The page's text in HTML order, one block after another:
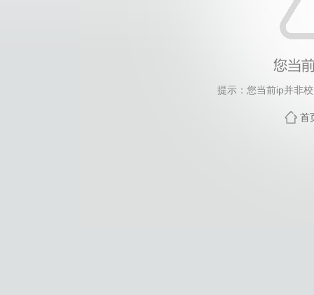
提示：您当前ip并非
首